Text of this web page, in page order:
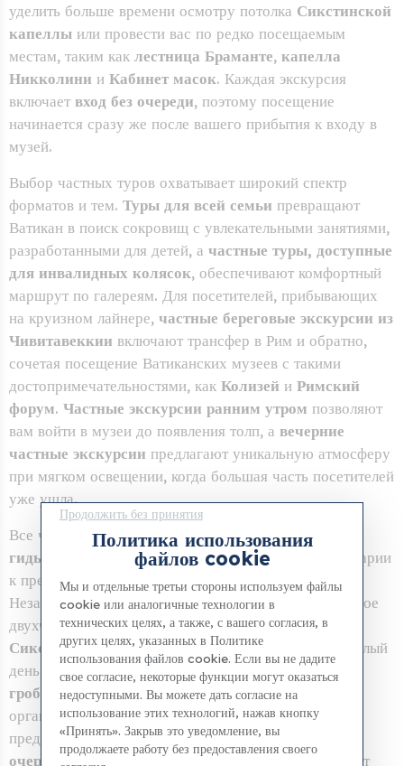
уделить больше времени осмотру потолка Сикстинской
капеллы или провести вас по редко посещаемым
местам, таким как лестница Браманте, капелла
Никколини и Кабинет масок. Каждая экскурсия
включает вход без очереди, поэтому посещение
начинается сразу же после вашего прибытия к входу в
музей.
Выбор частных туров охватывает широкий спектр
форматов и тем. Туры для всей семьи превращают
Ватикан в поиск сокровищ с увлекательными занятиями,
разработанными для детей, а частные туры, доступные
для инвалидных колясок, обеспечивают комфортный
маршрут по галереям. Для посетителей, прибывающих
на круизном лайнере, частные береговые экскурсии из
Чивитавеккии включают трансфер в Рим и обратно,
сочетая посещение Ватиканских музеев с такими
достопримечательностями, как Колизей и Римский
форум. Частные экскурсии ранним утром позволяют
вам войти в музеи до появления толп, а вечерние
частные экскурсии предлагают уникальную атмосферу
при мягком освещении, когда большая часть посетителей
уже ушла.
Все частные экскурсии проводятлицензированные
гиды-эксперты
, которые адаптируют свои комментарии
к предпочтениям и уровню интереса вашей группы.
Независимо от того, выберете ли вы целенаправленное
двухчасовое посещениемузеев Ватикана и
Сикстинской капеллыили частный маршрут на целый
день, включающий собор Святого Петра ,папские
гробницыиподъем на купол, каждая деталь
организована заранее. В большинстве вариантов
предлагаетсятрансфер из отеля,VIP-доступ без
очередейииндивидуальные маршруты , что делает
Продолжить без принятия
Политика использования
файлов cookie
Мы и отдельные третьи стороны используем файлы
cookie или аналогичные технологии в
технических целях, а также, с вашего согласия, в
других целях, указанных в Политике
использования файлов cookie. Если вы не дадите
свое согласие, некоторые функции могут оказаться
недоступными. Вы можете дать согласие на
использование этих технологий, нажав кнопку
«Принять». Закрыв это уведомление, вы
продолжаете работу без предоставления своего